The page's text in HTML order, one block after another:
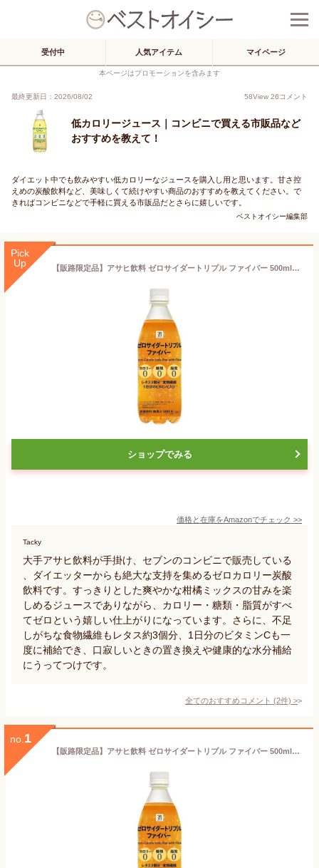
受付中 人気アイテム マイページ
本ページはプロモーションを含みます
最終更新日：2026/08/02 58View 26コメント
低カロリージュース｜コンビニで買える市販品など
おすすめを教えて！
ダイエット中でも飲みやすい低カロリーなジュースを購入し用と思います。甘さ控
えめの炭酸飲料など、美味しくて続けやすい商品のおすすめを教えてください。で
きればコンビニなどで手軽に買える市販品だとさらに嬉しいです。
ベストオイシー編集部
Pick
Up
【販路限定品】アサヒ飲料 ゼロサイダートリプル ファイバー 500ml×12本
ショップでみる
価格と在庫をAmazonでチェック >>
Tacky
大手アサヒ飲料が手掛け、セブンのコンビニで販売している
、ダイエッターからも絶大な支持を集めるゼロカロリー炭酸
飲料です。すっきりとした爽やかな柑橘ミックスの甘みを楽
しめるジュースでありながら、カロリー・糖類・脂質がすべ
てゼロという嬉しい仕上がりになっています。さらに、不足
しがちな食物繊維もレタス約3個分、1日分のビタミンCも一
度に補給でき、口寂しいときの置き換えや健康的な水分補給
にうってつけです。
全てのおすすめコメント (2件) >
no. 1
【販路限定品】アサヒ飲料 ゼロサイダートリプル ファイバー 500ml×12本